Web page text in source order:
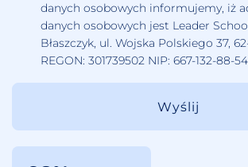
danych osobowych informujemy, iż
danych osobowych jest Leader
Błaszczyk, ul. Wojska Polskiego 37,
REGON: 301739502 NIP: 667-132-88-54